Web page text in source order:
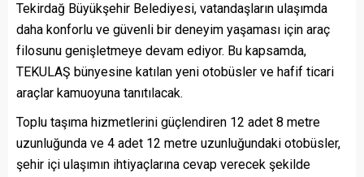
Tekirdağ Büyükşehir Belediyesi, vatandaşların ulaşımda
daha konforlu ve güvenli bir deneyim yaşaması için araç
filosunu genişletmeye devam ediyor. Bu kapsamda,
TEKULAŞ bünyesine katılan yeni otobüsler ve hafif ticari
araçlar kamuoyuna tanıtılacak.
Toplu taşıma hizmetlerini güçlendiren 12 adet 8 metre
uzunluğunda ve 4 adet 12 metre uzunluğundaki otobüsler,
şehir içi ulaşımın ihtiyaçlarına cevap verecek şekilde